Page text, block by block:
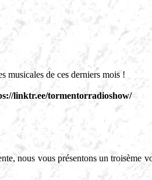
musicales de ces derniers mois !
linktr.ee/tormentorradioshow/
nous vous présentons un troisème